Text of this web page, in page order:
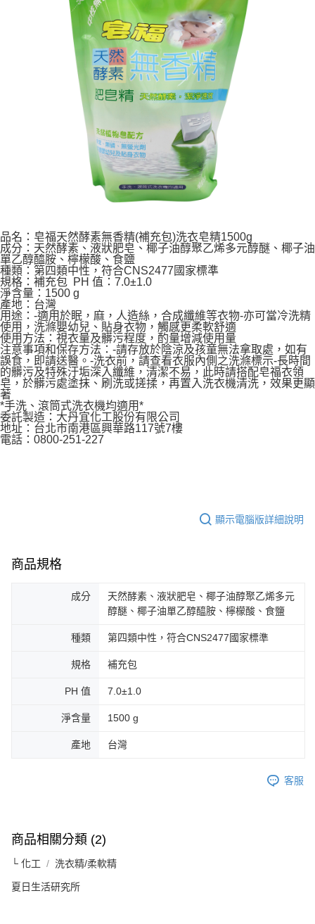
※ 交易是否成功請以「AFTEE先享後付 」之結帳頁面顯示為準，若有關於
是否繳費成功／繳費後需取消欲退款等相關疑問，請聯繫「AFTEE先享後付
客戶支援中心」
https://netprotections.freshdesk.com/support/home
１．透過由恩沛科技股份有限公司提供之「AFTEE先享後付」服務完成之交
易，需依本服務之必要範圍內提供個人資料，並將交易相關給付款項請求債
權轉讓予恩沛科技股份有限公司。
２．關於個人資料處理事宜，請瀏覽以下網址：
https://aftee.tw/terms/#terms3
３．未成年的使用者請事先徵得法定代理人或監護人之同意方可使用
「AFTEE先享後付」，若未經同意申辦者引起之損失，本公司不負相關責
４．使用「AFTEE先享後付」時，將依據個別帳號之用戶狀況，依本公司即
時審查核予不同之上限額度；若仍有額度不足之情形，本公司將視審查結果
請求用戶進行身份認證。
付款後7-11取貨
每筆NT$60，滿NT$599(含以上)免運費
每筆NT$120，滿NT$899(含以上)免運費
品名：皂福天然酵素無香精(補充包)洗衣皂精1500g
成分：天然酵素、液狀肥皂、椰子油醇聚乙烯多元醇醚、椰子油
單乙醇醯胺、檸檬酸、食鹽
種類：第四類中性，符合CNS2477國家標準
規格：補充包 PH 值：7.0±1.0
淨含量：1500 g
產地：台灣
用途：-適用於眠，麻，人造絲，合成纖維等衣物-亦可當冷洗精
使用，洗滌嬰幼兒、貼身衣物，觸感更柔軟舒適
使用方法：視衣量及髒污程度，酌量增減使用量
注意事項和保存方法：-請存放於陰涼及孩童無法拿取處，如有
誤食，即請送醫。-洗衣前，請查看衣服內側之洗滌標示-長時間
的髒污及特殊汙垢深入纖維，清潔不易，此時請搭配皂福衣領
皂，於髒污處塗抹、刷洗或搓揉，再置入洗衣機清洗，效果更顯
著
*手洗、滾筒式洗衣機均適用*
委託製造：大丹宜化工股份有限公司
地址：台北市南港區興華路117號7樓
電話：0800-251-227
顯示電腦版詳細說明
商品規格
成分
天然酵素、液狀肥皂、椰子油醇聚乙烯多元
醇醚、椰子油單乙醇醯胺、檸檬酸、食鹽
種類 第四類中性，符合CNS2477國家標準
規格 補充包
PH 值 7.0±1.0
淨含量 1500 g
產地 台灣
客服
商品相關分類 (2)
└ 化工 洗衣精/柔軟精
夏日生活研究所